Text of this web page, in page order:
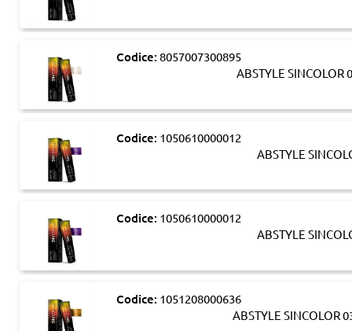
Codice: 8057007300895
ABSTYLE SINCOLOR
Codice: 1050610000012
ABSTYLE
Codice: 1050610000012
ABSTYLE
Codice: 1051208000636
ABSTYLE SINCOLOR